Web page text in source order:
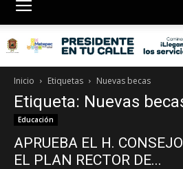
Libre
Inicio Etiquetas Nuevas becas
Etiqueta: Nuevas
Educación
APRUEBA EL H.
EL PLAN RECTOR DE...